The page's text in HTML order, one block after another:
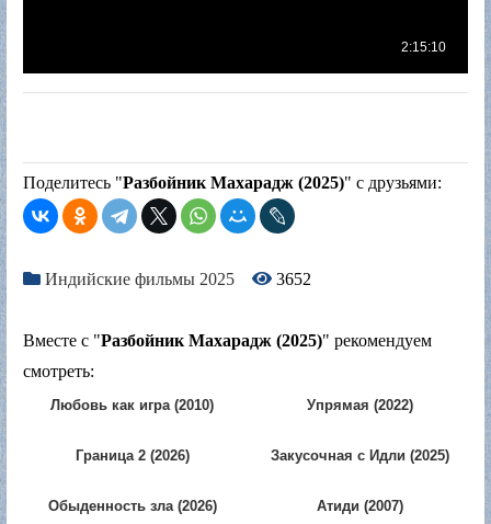
Поделитесь "Разбойник Махарадж (2025)" с друзьями:
Индийские фильмы 2025 3652
Вместе с "Разбойник Махарадж (2025)" рекомендуем
смотреть:
Любовь как игра (2010) Упрямая (2022)
Граница 2 (2026) Закусочная с Идли (2025)
Обыденность зла (2026) Атиди (2007)